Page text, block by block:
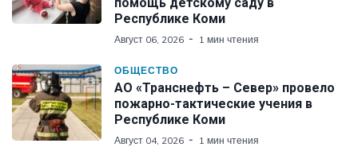
Республике Коми
Август 06, 2026 1 мин чтения
ОБЩЕСТВО
АО «Транснефть – Север» провело
пожарно-тактические учения в
Республике Коми
Август 04, 2026 1 мин чтения